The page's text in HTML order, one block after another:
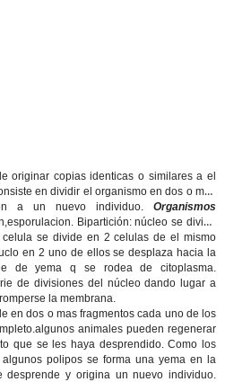
originar copias identicas o similares a el
en dividir el organismo en dos o mas
a un nuevo individuo. Organismos
Bipartición: núcleo se divide
se divide en 2 celulas de el mismo
en 2 uno de ellos se desplaza hacia la
de yema q se rodea de citoplasma.
de divisiones del núcleo dando lugar a
la membrana.
en dos o mas fragmentos cada uno de los
animales pueden regenerar
que se les haya desprendido. Como los
polipos se forma una yema en la
desprende y origina un nuevo individuo.